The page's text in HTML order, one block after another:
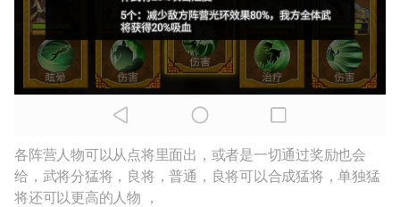
各阵营人物可以从点将里面出，或者是一切通过奖励也会
给，武将分猛将，良将，普通，良将可以合成猛将，单独猛
将还可以更高的人物 ，